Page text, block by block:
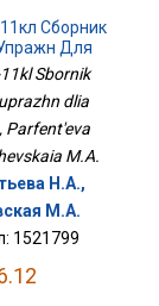
Сборник
Для
Кл
Sbornik
dlia
Parfent'eva
M.A.
Н.А.,
М.А.
1521799